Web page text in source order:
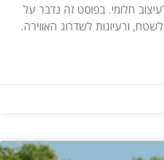
חלומי. בפוסט זה נדבר על
ורעיונות לשדרוג האווירה.